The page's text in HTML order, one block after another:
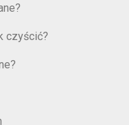
czyścić?